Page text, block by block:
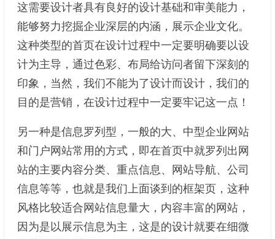
这需要设计者具有良好的设计基础和审美能力，
能够努力挖掘企业深层的内涵，展示企业文化。
这种类型的首页在设计过程中一定要明确要以设
计为主导，通过色彩、布局给访问者留下深刻的
印象，当然，我们不能为了设计而设计，我们的
目的是营销，在设计过程中一定要牢记这一点！
另一种是信息罗列型，一般的大、中型企业网站
和门户网站常用的方式，即在首页中就罗列出网
站的主要内容分类、重点信息、网站导航、公司
信息等等，也就是我们上面谈到的框架页，这种
风格比较适合网站信息量大，内容丰富的网站，
因为是以展示信息为主，这是的设计就要在细微